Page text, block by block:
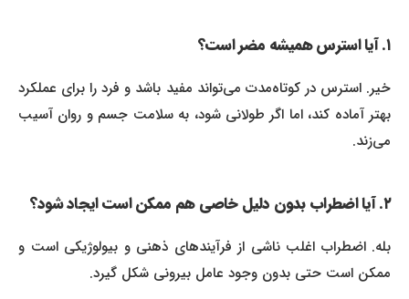
خیر. استرس در کوتاه‌مدت می‌تواند مفید باشد و فرد را برای عملکرد
بهتر آماده کند، اما اگر طولانی شود، به سلامت جسم و روان آسیب
می‌زند.
بله. اضطراب اغلب ناشی از فرآیندهای ذهنی و بیولوژیکی است و
ممکن است حتی بدون وجود عامل بیرونی شکل گیرد.